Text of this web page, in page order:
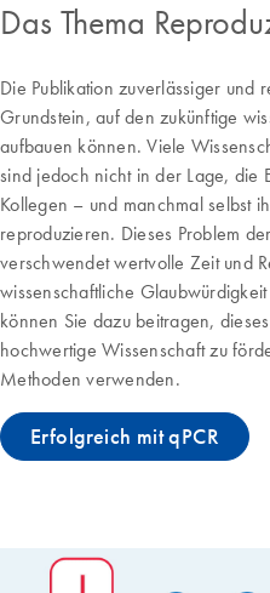
Das Thema
Die Publikation zuverlässiger und
Grundstein, auf den zukünftige
aufbauen können. Viele
sind jedoch nicht in der Lage, die
Kollegen – und manchmal selbst
reproduzieren. Dieses Problem
verschwendet wertvolle Zeit und
wissenschaftliche
können Sie dazu beitragen,
hochwertige Wissenschaft zu
Methoden verwenden.
Erfolgreich mit qPCR